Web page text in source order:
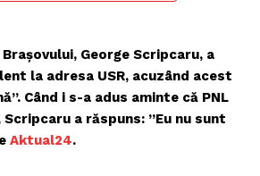
George Scripcaru, a
la adresa USR, acuzând acest
Când i s-a adus aminte că PNL
a răspuns: ”Eu nu sunt
Aktual24.